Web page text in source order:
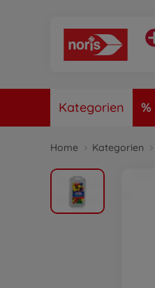
Kategorien
Home Kategorien